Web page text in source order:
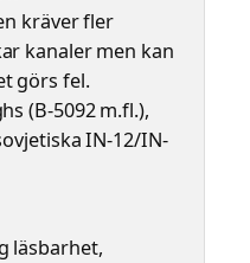
kräver fler
kanaler men kan
görs fel.
(B-5092 m.fl.),
IN-12/IN-
läsbarhet,